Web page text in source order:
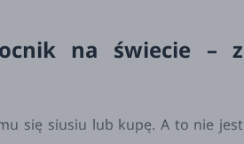
na świecie – z
się siusiu lub kupę. A to nie jest